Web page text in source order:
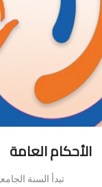
الأحكام العامة
تبدأ السنة